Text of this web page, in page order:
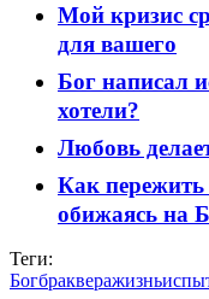
Мой кризис
для вашего
Бог написал
хотели?
Любовь
Как
обижаясь на
Теги:
Богбракверажизнь